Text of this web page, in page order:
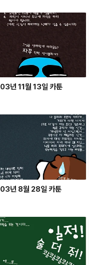
년 11월 13일 카툰
년 8월 28일 카툰